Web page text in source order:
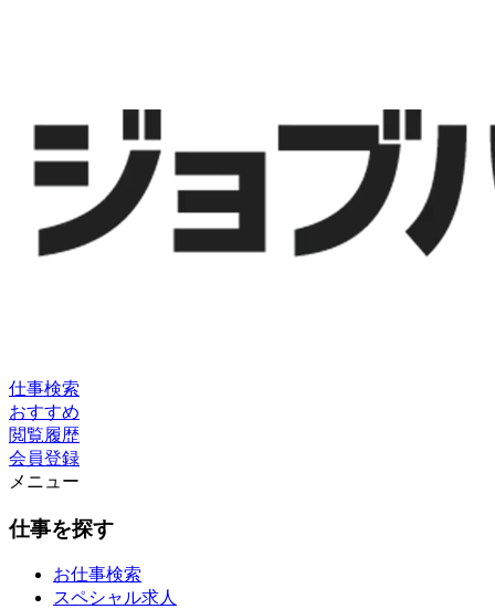
仕事検索
おすすめ
閲覧履歴
会員登録
メニュー
仕事を探す
お仕事検索
スペシャル求人